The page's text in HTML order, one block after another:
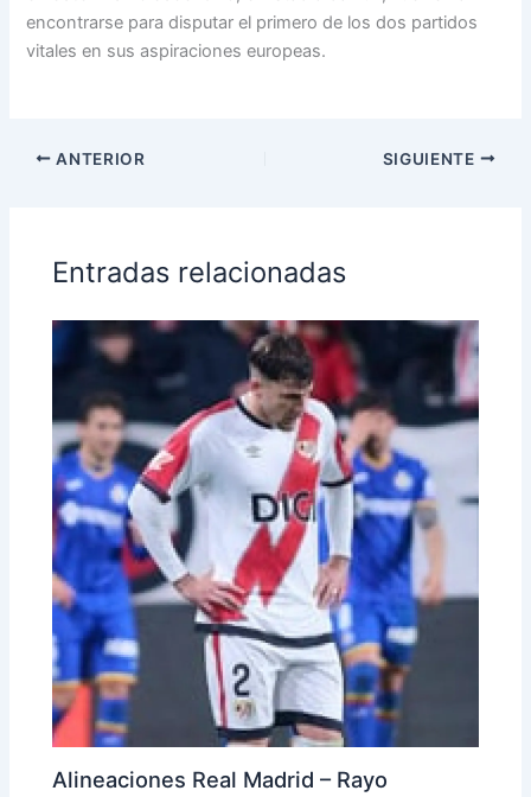
encontrarse para disputar el primero de los dos partidos
vitales en sus aspiraciones europeas.
ANTERIOR SIGUIENTE
Entradas relacionadas
Alineaciones Real Madrid – Rayo